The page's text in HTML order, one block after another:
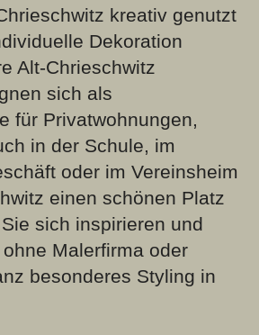
kreativ genutzt
Dekoration
Alt-Chrieschwitz
sich als
für Privatwohnungen,
in der Schule, im
oder im Vereinsheim
einen schönen Platz
sich inspirieren und
Malerfirma oder
besonderes Styling in